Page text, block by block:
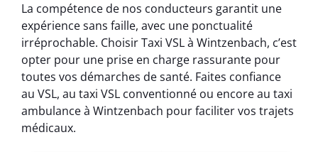
La compétence de nos conducteurs garantit une
expérience sans faille, avec une ponctualité
irréprochable. Choisir Taxi VSL à Wintzenbach, c’est
opter pour une prise en charge rassurante pour
toutes vos démarches de santé. Faites confiance
au VSL, au taxi VSL conventionné ou encore au taxi
ambulance à Wintzenbach pour faciliter vos trajets
médicaux.